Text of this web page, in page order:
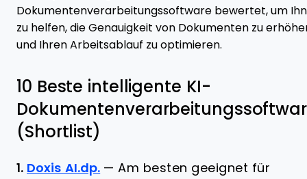
Dokumentenverarbeitungssoftware bewertet, um
zu helfen, die Genauigkeit von Dokumenten zu
und Ihren Arbeitsablauf zu optimieren.
10 Beste intelligente KI-
(Shortlist)
1. Doxis AI.dp. —Am besten geeignet für